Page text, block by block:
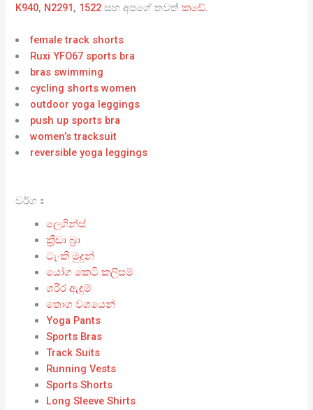
K940, N2291, 1522සහ අපගේ තවත්කඩේ.
female track shorts
Ruxi YFO67 sports bra
bras swimming
cycling shorts women
outdoor yoga leggings
push up sports bra
women’s tracksuit
reversible yoga leggings
වර්ග：
ලෙගින්ස්
ක්‍රීඩා බ්‍රා
ටැංකි මුදුන්
යෝග කෙටි කලිසම්
ශරීර ඇඳුම්
තොග වශයෙන්
Yoga Pants
Sports Bras
Track Suits
Running Vests
Sports Shorts
Long Sleeve Shirts